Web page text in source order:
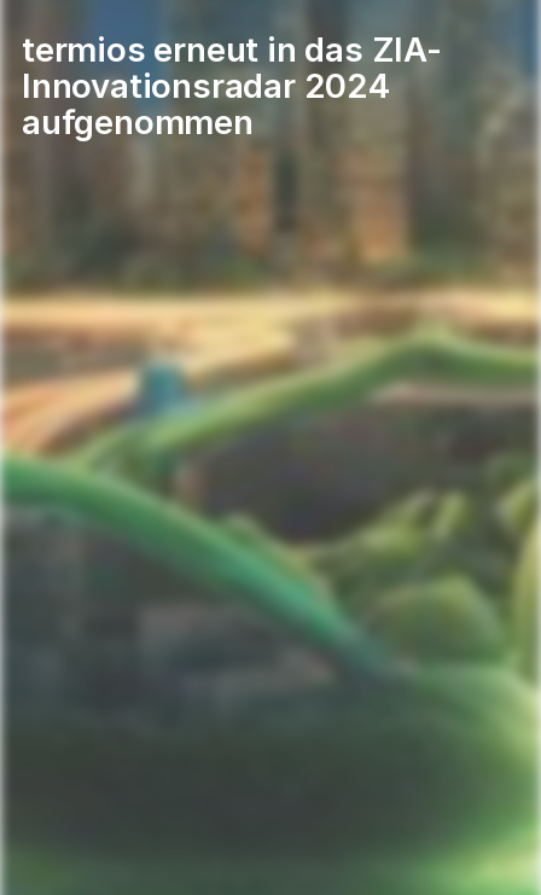
termios erneut in das ZIA-
Innovationsradar 2024
aufgenommen